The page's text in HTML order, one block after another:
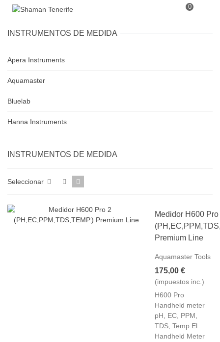
0
INSTRUMENTOS DE MEDIDA
Apera Instruments
Aquamaster
Bluelab
Hanna Instruments
INSTRUMENTOS DE MEDIDA
Seleccionar
Medidor H600 Pro
Premium Line
Aquamaster Tools
175,00 €
(impuestos inc.)
H600 Pro
Handheld meter
pH, EC, PPM,
TDS, Temp.El
Handheld Meter